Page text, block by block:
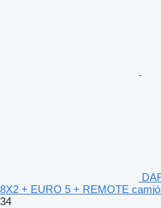
8X2 + EURO 5 + REMOTE
34